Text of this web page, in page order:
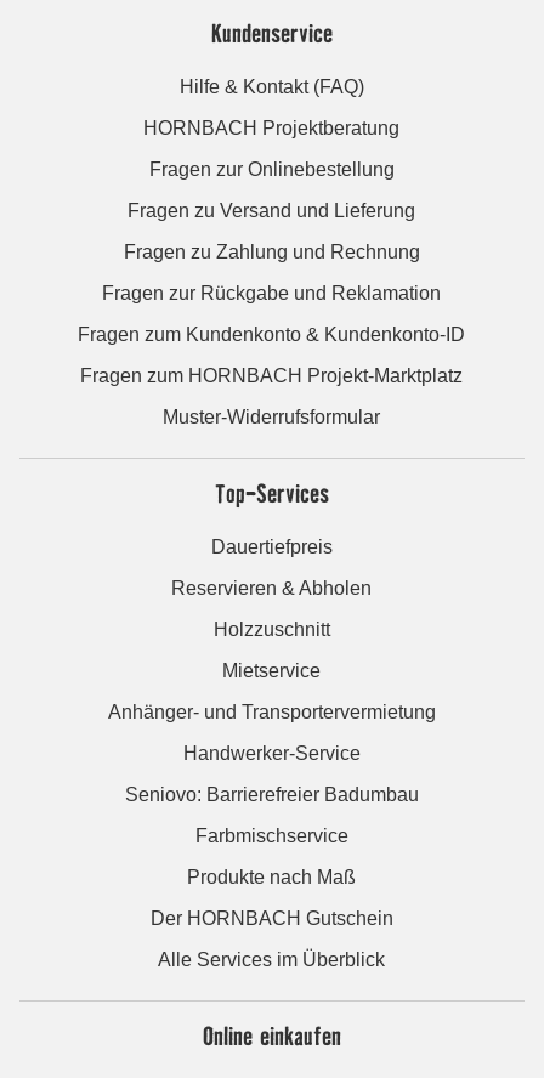
Kundenservice
Hilfe & Kontakt (FAQ)
HORNBACH Projektberatung
Fragen zur Onlinebestellung
Fragen zu Versand und Lieferung
Fragen zu Zahlung und Rechnung
Fragen zur Rückgabe und Reklamation
Fragen zum Kundenkonto & Kundenkonto-ID
Fragen zum HORNBACH Projekt-Marktplatz
Muster-Widerrufsformular
Top-Services
Dauertiefpreis
Reservieren & Abholen
Holzzuschnitt
Mietservice
Anhänger- und Transportervermietung
Handwerker-Service
Seniovo: Barrierefreier Badumbau
Farbmischservice
Produkte nach Maß
Der HORNBACH Gutschein
Alle Services im Überblick
Online einkaufen